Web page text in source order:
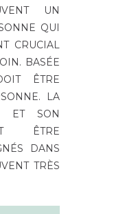
UN
QUI
CRUCIAL
BASÉE
ÊTRE
LA
ET SON
ÊTRE
DANS
TRÈS